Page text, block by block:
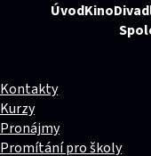
ÚvodKino
Kontakty
Kurzy
Pronájmy
Promítání pro školy